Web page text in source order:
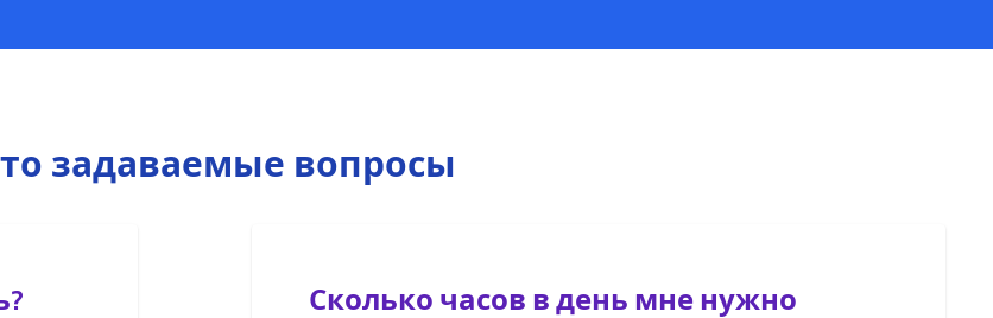
задаваемые вопросы
Сколько часов в день мне нужно